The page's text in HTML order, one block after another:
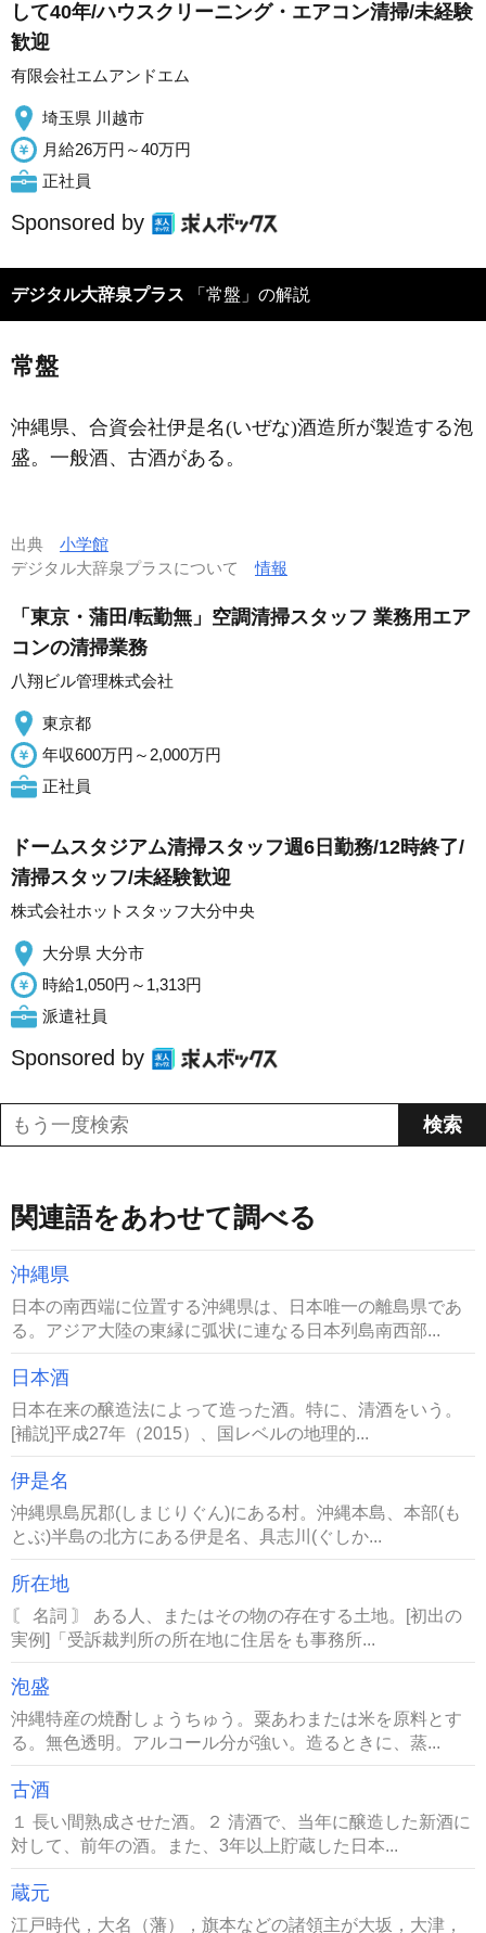
して40年/ハウスクリーニング・エアコン清掃/未経験
歓迎
有限会社エムアンドエム
埼玉県 川越市
月給26万円～40万円
正社員
Sponsored by
デジタル大辞泉プラス 「常盤」の解説
常盤
沖縄県、合資会社伊是名(いぜな)酒造所が製造する泡
盛。一般酒、古酒がある。
出典 小学館
デジタル大辞泉プラスについて情報
「東京・蒲田/転勤無」空調清掃スタッフ 業務用エア
コンの清掃業務
八翔ビル管理株式会社
東京都
年収600万円～2,000万円
正社員
ドームスタジアム清掃スタッフ週6日勤務/12時終了/
清掃スタッフ/未経験歓迎
株式会社ホットスタッフ大分中央
大分県 大分市
時給1,050円～1,313円
派遣社員
Sponsored by
関連語をあわせて調べる
沖縄県
日本の南西端に位置する沖縄県は、日本唯一の離島県であ
る。アジア大陸の東縁に弧状に連なる日本列島南西部...
日本酒
日本在来の醸造法によって造った酒。特に、清酒をいう。
[補説]平成27年（2015）、国レベルの地理的...
伊是名
沖縄県島尻郡(しまじりぐん)にある村。沖縄本島、本部(も
とぶ)半島の北方にある伊是名、具志川(ぐしか...
所在地
〘 名詞 〙 ある人、またはその物の存在する土地。[初出の
実例]「受訴裁判所の所在地に住居をも事務所...
泡盛
沖縄特産の焼酎しょうちゅう。粟あわまたは米を原料とす
る。無色透明。アルコール分が強い。造るときに、蒸...
古酒
１ 長い間熟成させた酒。２ 清酒で、当年に醸造した新酒に
対して、前年の酒。また、3年以上貯蔵した日本...
蔵元
江戸時代，大名（藩），旗本などの諸領主が大坂，大津，